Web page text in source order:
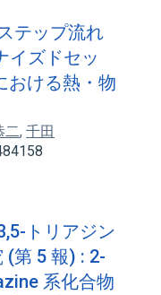
テップ流れ
イズドセッ
おける熱・物
二, 千田
トリアジン
(第 5 報) : 2-
系化合物